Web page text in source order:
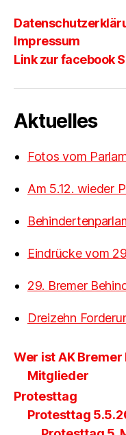
Impressum
Link zur facebook
Aktuelles
Fotos vom
Am 5.12. wieder
Eindrücke vom
29. Bremer
Dreizehn
Wer ist AK Bremer
Mitglieder
Protesttag
Protesttag